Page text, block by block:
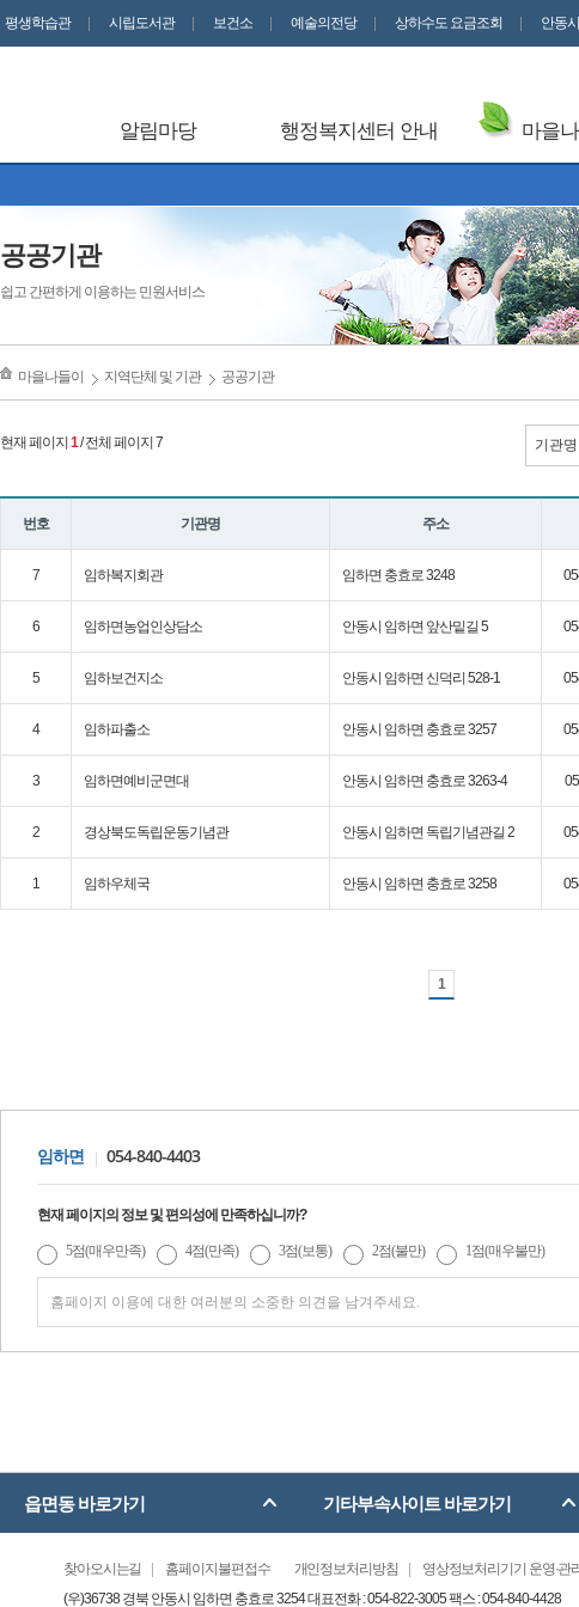
평생학습관 시립도서관 보건소 예술의전당 상하수도 요금조회 안동
알림마당 행정복지센터 안내 마을
공공기관
쉽고 간편하게 이용하는 민원서비스
마을나들이 지역단체 및 기관 공공기관
현재 페이지 1/ 전체 페이지 7
번호 기관명 주소
7 임하복지회관 임하면 충효로 3248
6 임하면농업인상담소 안동시 임하면 앞산밑길 5
5 임하보건지소 안동시 임하면 신덕리 528-1
4 임하파출소 안동시 임하면 충효로 3257
3 임하면예비군면대 안동시 임하면 충효로 3263-4
2 경상북도독립운동기념관 안동시 임하면 독립기념관길 2
1 임하우체국 안동시 임하면 충효로 3258
1
임하면 054-840-4403
현재 페이지의 정보 및 편의성에 만족하십니까?
5점(매우만족) 4점(만족) 3점(보통) 2점(불만) 1점(매우불만)
읍면동 바로가기 기타부속사이트 바로가기
찾아오시는길 홈페이지불편접수 개인정보처리방침 영상정보처리기기 운영·관
(우)36738 경북 안동시 임하면 충효로 3254 대표전화 : 054-822-3005 팩스 : 054-840-4428